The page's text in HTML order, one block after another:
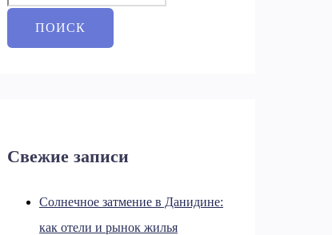
ПОИСК
Свежие записи
Солнечное затмение в Данидине:
как отели и рынок жилья